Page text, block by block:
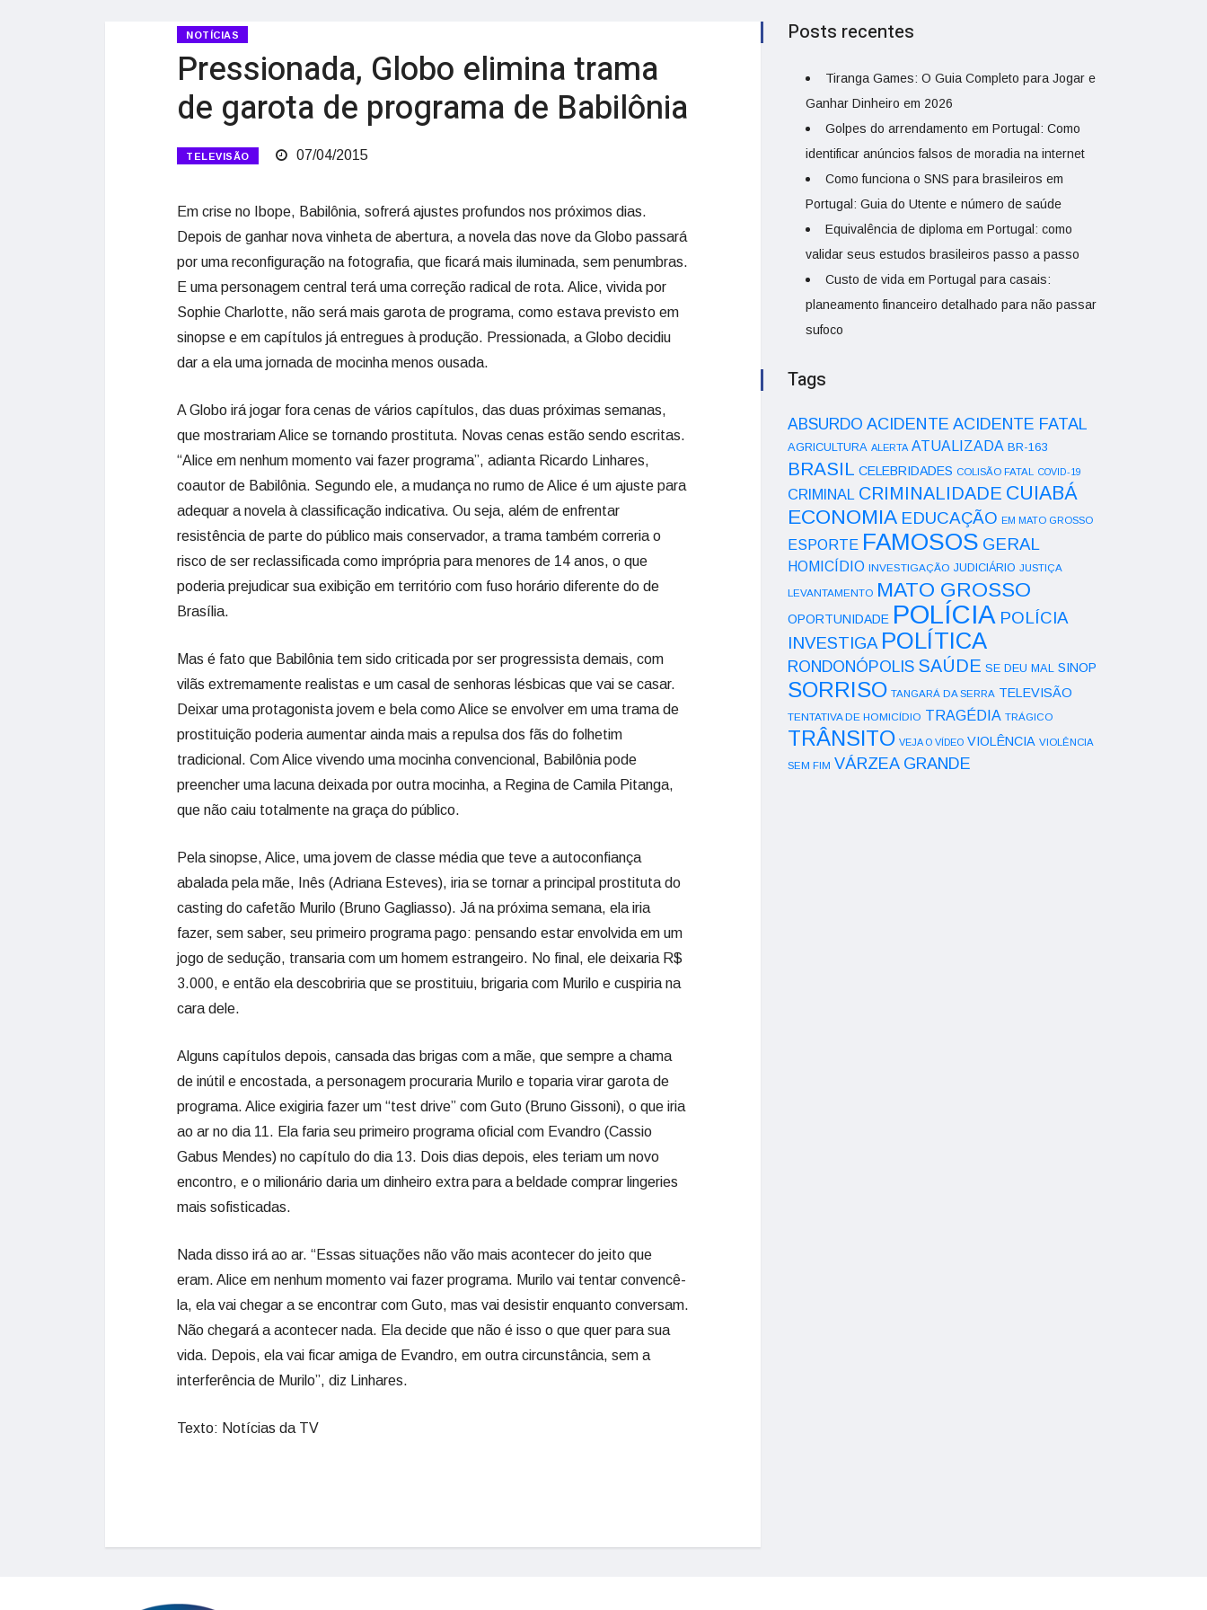
NOTÍCIAS
Pressionada, Globo elimina trama
de garota de programa de Babilônia
TELEVISÃO 07/04/2015
Em crise no Ibope, Babilônia, sofrerá ajustes profundos nos próximos dias.
Depois de ganhar nova vinheta de abertura, a novela das nove da Globo passará
por uma reconfiguração na fotografia, que ficará mais iluminada, sem penumbras.
E uma personagem central terá uma correção radical de rota. Alice, vivida por
Sophie Charlotte, não será mais garota de programa, como estava previsto em
sinopse e em capítulos já entregues à produção. Pressionada, a Globo decidiu
dar a ela uma jornada de mocinha menos ousada.
A Globo irá jogar fora cenas de vários capítulos, das duas próximas semanas,
que mostrariam Alice se tornando prostituta. Novas cenas estão sendo escritas.
“Alice em nenhum momento vai fazer programa”, adianta Ricardo Linhares,
coautor de Babilônia. Segundo ele, a mudança no rumo de Alice é um ajuste para
adequar a novela à classificação indicativa. Ou seja, além de enfrentar
resistência de parte do público mais conservador, a trama também correria o
risco de ser reclassificada como imprópria para menores de 14 anos, o que
poderia prejudicar sua exibição em território com fuso horário diferente do de
Brasília.
Mas é fato que Babilônia tem sido criticada por ser progressista demais, com
vilãs extremamente realistas e um casal de senhoras lésbicas que vai se casar.
Deixar uma protagonista jovem e bela como Alice se envolver em uma trama de
prostituição poderia aumentar ainda mais a repulsa dos fãs do folhetim
tradicional. Com Alice vivendo uma mocinha convencional, Babilônia pode
preencher uma lacuna deixada por outra mocinha, a Regina de Camila Pitanga,
que não caiu totalmente na graça do público.
Pela sinopse, Alice, uma jovem de classe média que teve a autoconfiança
abalada pela mãe, Inês (Adriana Esteves), iria se tornar a principal prostituta do
casting do cafetão Murilo (Bruno Gagliasso). Já na próxima semana, ela iria
fazer, sem saber, seu primeiro programa pago: pensando estar envolvida em um
jogo de sedução, transaria com um homem estrangeiro. No final, ele deixaria R$
3.000, e então ela descobriria que se prostituiu, brigaria com Murilo e cuspiria na
cara dele.
Alguns capítulos depois, cansada das brigas com a mãe, que sempre a chama
de inútil e encostada, a personagem procuraria Murilo e toparia virar garota de
programa. Alice exigiria fazer um “test drive” com Guto (Bruno Gissoni), o que iria
ao ar no dia 11. Ela faria seu primeiro programa oficial com Evandro (Cassio
Gabus Mendes) no capítulo do dia 13. Dois dias depois, eles teriam um novo
encontro, e o milionário daria um dinheiro extra para a beldade comprar lingeries
mais sofisticadas.
Nada disso irá ao ar. “Essas situações não vão mais acontecer do jeito que
eram. Alice em nenhum momento vai fazer programa. Murilo vai tentar convencê-
la, ela vai chegar a se encontrar com Guto, mas vai desistir enquanto conversam.
Não chegará a acontecer nada. Ela decide que não é isso o que quer para sua
vida. Depois, ela vai ficar amiga de Evandro, em outra circunstância, sem a
interferência de Murilo”, diz Linhares.
Texto: Notícias da TV
Posts recentes
Tiranga Games: O Guia Completo para Jogar e
Ganhar Dinheiro em 2026
Golpes do arrendamento em Portugal: Como
identificar anúncios falsos de moradia na internet
Como funciona o SNS para brasileiros em
Portugal: Guia do Utente e número de saúde
Equivalência de diploma em Portugal: como
validar seus estudos brasileiros passo a passo
Custo de vida em Portugal para casais:
planeamento financeiro detalhado para não passar
sufoco
Tags
ABSURDO ACIDENTE ACIDENTE FATAL
AGRICULTURA ALERTA ATUALIZADA BR-163
BRASIL CELEBRIDADES COLISÃO FATAL COVID-19
CRIMINAL CRIMINALIDADE CUIABÁ
ECONOMIA EDUCAÇÃO EM MATO GROSSO
ESPORTE FAMOSOS GERAL
HOMICÍDIO INVESTIGAÇÃO JUDICIÁRIO JUSTIÇA
LEVANTAMENTO MATO GROSSO
OPORTUNIDADE POLÍCIA POLÍCIA
INVESTIGA POLÍTICA
RONDONÓPOLIS SAÚDE SE DEU MAL SINOP
SORRISO TANGARÁ DA SERRA TELEVISÃO
TENTATIVA DE HOMICÍDIO TRAGÉDIA TRÁGICO
TRÂNSITO VEJA O VÍDEO VIOLÊNCIA VIOLÊNCIA
SEM FIM VÁRZEA GRANDE